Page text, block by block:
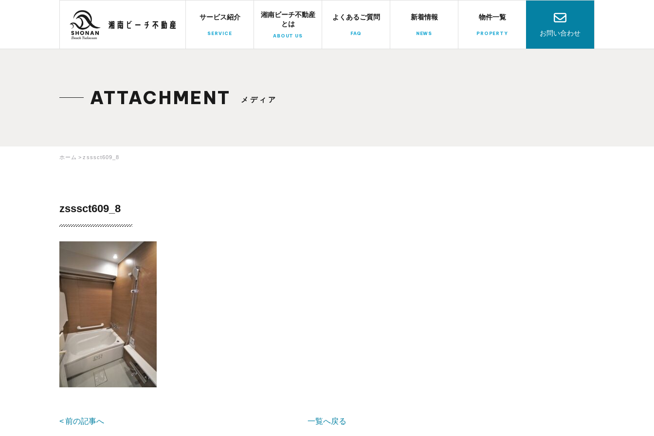
湘南ビーチ不動産
サービス紹介
SERVICE
湘南ビーチ不動産
とは
ABOUT US
よくあるご質問
FAQ
新着情報
NEWS
物件一覧
PROPERTY お問い合わせ
ATTACHMENT メディア
ホーム zsssct609_8
zsssct609_8
前の記事へ 一覧へ戻る